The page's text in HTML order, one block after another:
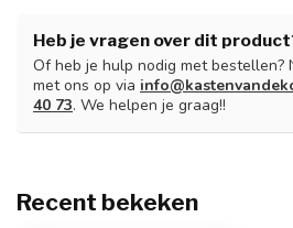
Heb je vragen over dit
Of heb je hulp nodig met bestellen?
met ons op via
40 73. We helpen je graag!!
Recent bekeken